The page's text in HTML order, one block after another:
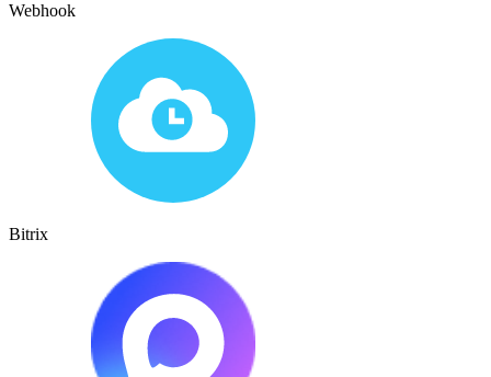
Webhook
Bitrix